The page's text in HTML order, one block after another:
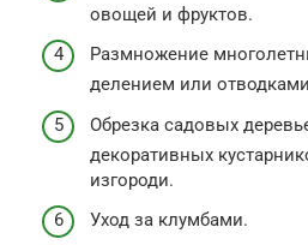
овощей и фруктов.
Размножение
делением или
Обрезка садовых
декоративных
изгороди.
Уход за клумбами.